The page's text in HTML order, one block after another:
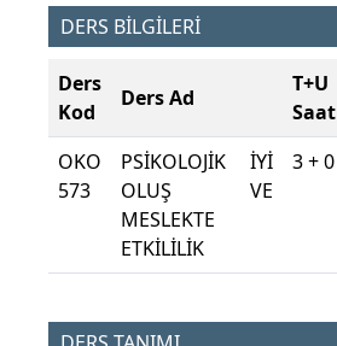
DERS BİLGİLERİ
Ders
Kod
Ders Ad
T+U
Saat
OKO
573
PSİKOLOJİK İYİ
OLUŞ VE
MESLEKTE
ETKİLİLİK
3 + 0